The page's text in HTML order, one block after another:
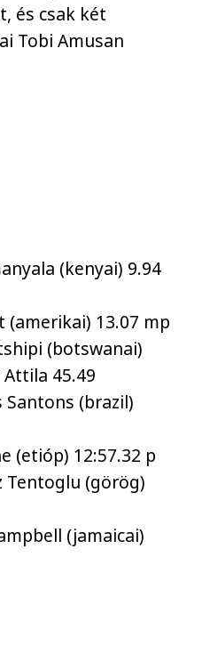
és csak két
Tobi Amusan
(kenyai) 9.94
(amerikai) 13.07 mp
(botswanai)
45.49
Santons (brazil)
(etióp) 12:57.32 p
Tentoglu (görög)
(jamaicai)